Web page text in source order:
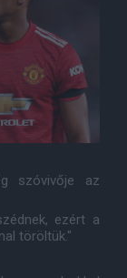
szóvivője az
ezért a
töröltük."